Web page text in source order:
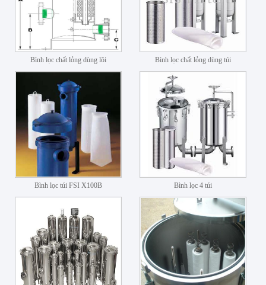
Bình lọc chất lỏng dùng lõi Bình lọc chất lỏng dùng túi
Bình lọc túi FSI X100B Bình lọc 4 túi